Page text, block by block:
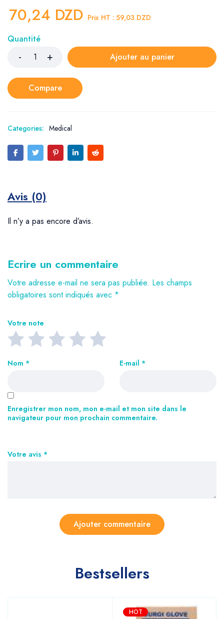
70,24 DZD Prix HT : 59,03 DZD
Quantité
Ajouter au panier
Compare
Categories: Medical
Avis (0)
Il n’y a pas encore d’avis.
Ecrire un commentaire
Votre adresse e-mail ne sera pas publiée. Les champs
obligatoires sont indiqués avec *
Votre note
Votre avis *
Nom * E-mail *
Enregistrer mon nom, mon e-mail et mon site dans le
navigateur pour mon prochain commentaire.
Bestsellers
HOT